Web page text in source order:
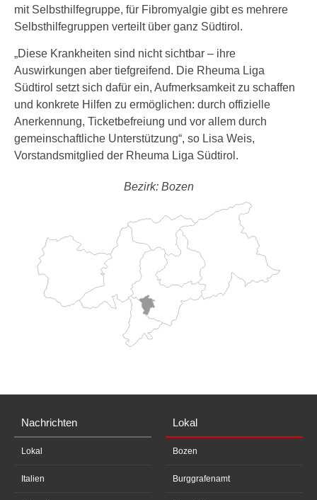
mit Selbsthilfegruppe, für Fibromyalgie gibt es mehrere
Selbsthilfegruppen verteilt über ganz Südtirol.
„Diese Krankheiten sind nicht sichtbar – ihre
Auswirkungen aber tiefgreifend. Die Rheuma Liga
Südtirol setzt sich dafür ein, Aufmerksamkeit zu schaffen
und konkrete Hilfen zu ermöglichen: durch offizielle
Anerkennung, Ticketbefreiung und vor allem durch
gemeinschaftliche Unterstützung“, so Lisa Weis,
Vorstandsmitglied der Rheuma Liga Südtirol.
Bezirk: Bozen
Nachrichten
Lokal
Italien
Lokal
Bozen
Burggrafenamt